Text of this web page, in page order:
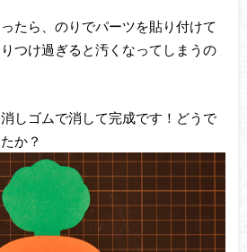
たら、のりでパーツを貼り付けて
つけ過ぎると汚くなってしまうの
しゴムで消して完成です！どうで
か？